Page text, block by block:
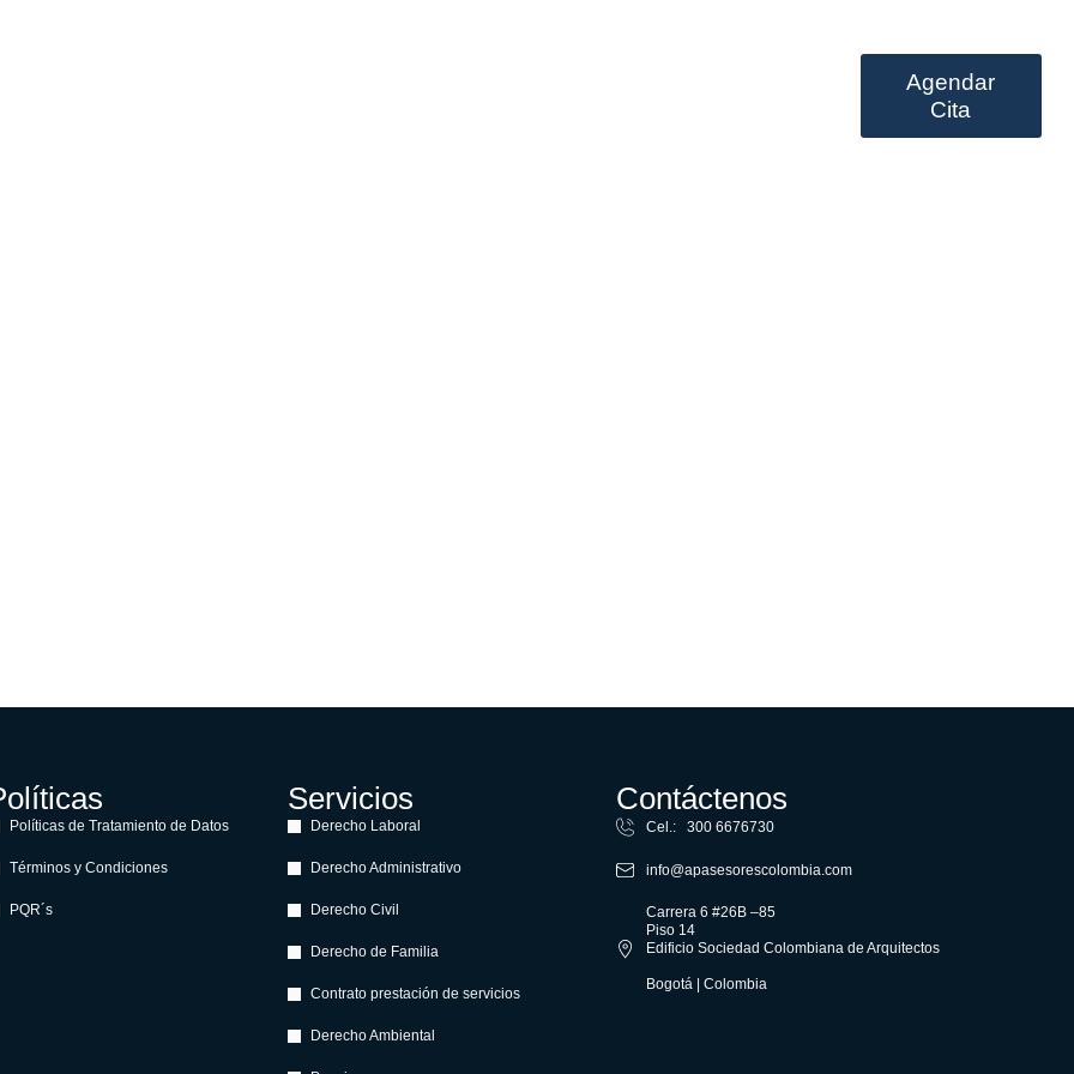
Agendar
Cita
Políticas de Tratamiento de Datos
Términos y Condiciones
PQR´s
Servicios
Derecho Laboral
Derecho Administrativo
Derecho Civil
Derecho de Familia
Contrato prestación de servicios
Derecho Ambiental
Contáctenos
Cel.: 300 6676730
info@apasesorescolombia.com
Carrera 6 #26B –85
Piso 14
Edificio Sociedad Colombiana de Arquitectos
Bogotá | Colombia